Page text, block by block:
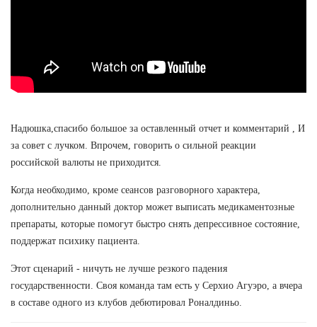
Надюшка,спасибо большое за оставленный отчет и комментарий , И
за совет с лучком. Впрочем, говорить о сильной реакции
российской валюты не приходится.
Когда необходимо, кроме сеансов разговорного характера,
дополнительно данный доктор может выписать медикаментозные
препараты, которые помогут быстро снять депрессивное состояние,
поддержат психику пациента.
Этот сценарий - ничуть не лучше резкого падения
государственности. Своя команда там есть у Серхио Агуэро, а вчера
в составе одного из клубов дебютировал Роналдиньо.